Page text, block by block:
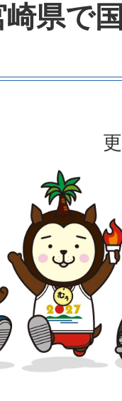
県で